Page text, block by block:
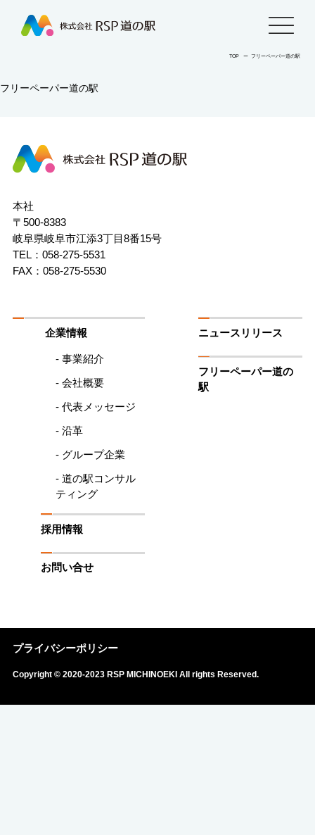
株
会
RSP
道
の
駅
menu
TOP ー フリーペーパー道の駅
フリーペーパー道の駅
株
式
RSP
道
の
駅
本社
〒500-8383
岐阜県岐阜市江添3丁目8番15号
TEL：058-275-5531
FAX：058-275-5530
企業情報
- 事業紹介
- 会社概要
- 代表メッセージ
- 沿革
- グループ企業
- 道の駅コンサル
ティング
ニュースリリース
フリーペーパー道の
駅
採用情報
お問い合せ
プライバシーポリシー
Copyright © 2020-2023 RSP MICHINOEKI All rights Reserved.